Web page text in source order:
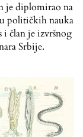
je diplomirao na
političkih nauka
i član je izvršnog
Srbije.